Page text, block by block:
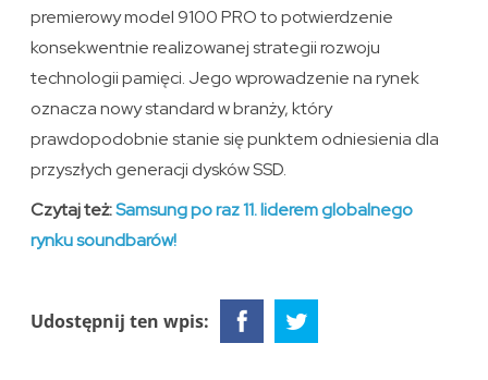
premierowy model 9100 PRO to potwierdzenie
konsekwentnie realizowanej strategii rozwoju
technologii pamięci. Jego wprowadzenie na rynek
oznacza nowy standard w branży, który
prawdopodobnie stanie się punktem odniesienia dla
przyszłych generacji dysków SSD.
Czytaj też:Samsung po raz 11. liderem globalnego
rynku soundbarów!
Udostępnij ten wpis: